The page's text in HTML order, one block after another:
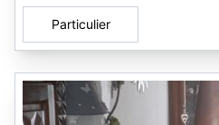
Particulier